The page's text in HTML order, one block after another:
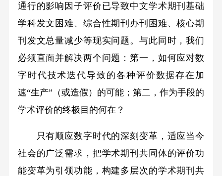
通行的影响因子评价已导致中文学术期刊基础
学科发文困难、综合性期刊办刊困难、核心期
刊发文总量减少等现实问题。与此同时，我们
必须直面并解决两个问题：第一，如何应对数
字时代技术迭代导致的各种评价数据存在加
速“生产”（或造假）的可能；第二，作为手段的
学术评价的终极目的何在？
只有顺应数字时代的深刻变革，适应当今
社会的广泛需求，把学术期刊共同体的评价功
能变革为引领功能，构建多层次的学术期刊共